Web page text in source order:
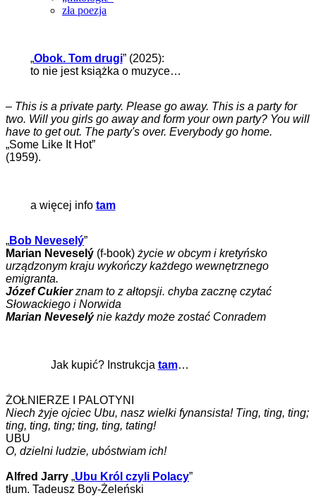
zła poezja
„Obok. Tom drugi” (2025):
to nie jest książka o muzyce…
– This is a private party. Please go away. This is a party for
two. Will you girls go away and form your own party? You will
have to get out. The party's over. Everybody go home.
„Some Like It Hot”
(1959).
a więcej info tam
„Bob Neveselý”
Marian Neveselý (f-book) życie w obcym i kretyńsko
urządzonym kraju wykończy każdego wewnętrznego
emigranta.
Józef Cukierznam to z ałtopsji. chyba zacznę czytać
Słowackiego i Norwida
Marian Neveselýnie każdy może zostać Conradem
Jak kupić? Instrukcja tam…
ŻOŁNIERZE I PALOTYNI
Niech żyje ojciec Ubu, nasz wielki fynansista! Ting, ting, ting;
ting, ting, ting; ting, ting, tating!
UBU
O, dzielni ludzie, ubóstwiam ich!
Alfred Jarry „Ubu Król czyli Polacy”
tłum. Tadeusz Boy-Żeleński